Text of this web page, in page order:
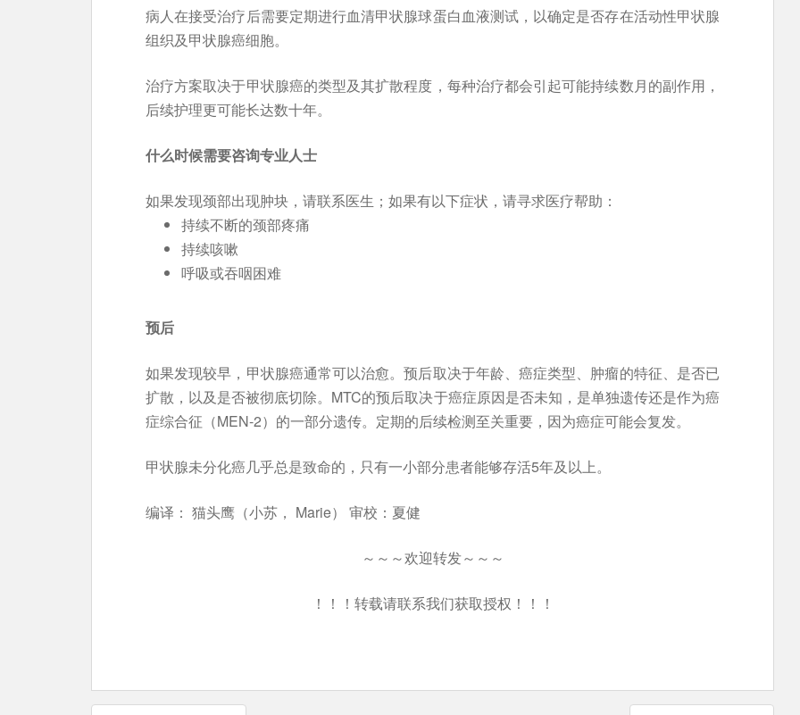
病人在接受治疗后需要定期进行血清甲状腺球蛋白血液测试，以确定是否存在活动性甲状腺
组织及甲状腺癌细胞。
治疗方案取决于甲状腺癌的类型及其扩散程度，每种治疗都会引起可能持续数月的副作用，
后续护理更可能长达数十年。
什么时候需要咨询专业人士
如果发现颈部出现肿块，请联系医生；如果有以下症状，请寻求医疗帮助：
持续不断的颈部疼痛
持续咳嗽
呼吸或吞咽困难
预后
如果发现较早，甲状腺癌通常可以治愈。预后取决于年龄、癌症类型、肿瘤的特征、是否已
扩散，以及是否被彻底切除。MTC的预后取决于癌症原因是否未知，是单独遗传还是作为癌
症综合征（MEN-2）的一部分遗传。定期的后续检测至关重要，因为癌症可能会复发。
甲状腺未分化癌几乎总是致命的，只有一小部分患者能够存活5年及以上。
编译： 猫头鹰（小苏， Marie） 审校：夏健
～～～欢迎转发～～～
！！！转载请联系我们获取授权！！！